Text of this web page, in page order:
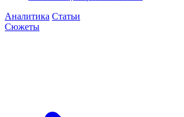
Аналитика Статьи
Сюжеты